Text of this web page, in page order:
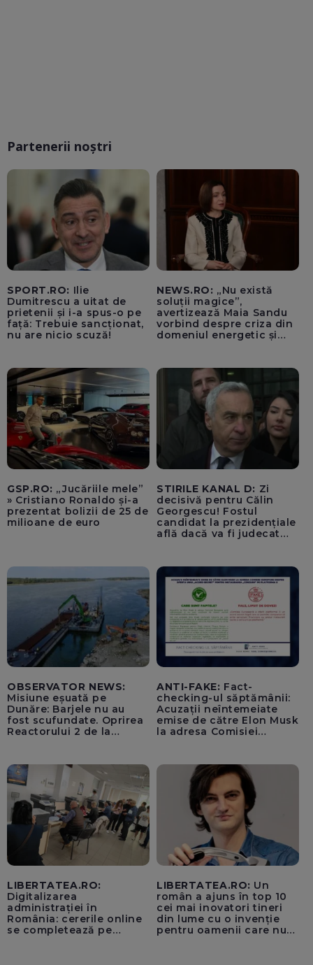
Partenerii noștri
SPORT.RO: Ilie
Dumitrescu a uitat de
prietenii și i-a spus-o pe
față: Trebuie sancționat,
nu are nicio scuză!
NEWS.RO: „Nu există
soluții magice”,
avertizează Maia Sandu
vorbind despre criza din
domeniul energetic și
economii: „Altfel vom
plăti tarife foarte mari”
GSP.RO: „Jucăriile mele”
» Cristiano Ronaldo și-a
prezentat bolizii de 25 de
milioane de euro
STIRILE KANAL D: Zi
decisivă pentru Călin
Georgescu! Fostul
candidat la prezidențiale
află dacă va fi judecat
OBSERVATOR NEWS:
Misiune eșuată pe
Dunăre: Barjele nu au
fost scufundate. Oprirea
Reactorului 2 de la
ANTI-FAKE: Fact-
checking-ul săptămânii:
Acuzații neîntemeiate
emise de către Elon Musk
la adresa Comisiei
pentru instaurarea
„cenzurii” pe platforma X
LIBERTATEA.RO:
Digitalizarea
administrației în
România: cererile online
se completează pe
LIBERTATEA.RO: Un
român a ajuns în top 10
cei mai inovatori tineri
din lume cu o invenție
pentru oamenii care nu